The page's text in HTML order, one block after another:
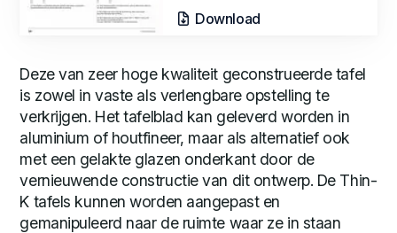
Download
Deze van zeer hoge kwaliteit geconstrueerde tafel
is zowel in vaste als verlengbare opstelling te
verkrijgen. Het tafelblad kan geleverd worden in
aluminium of houtfineer, maar als alternatief ook
met een gelakte glazen onderkant door de
vernieuwende constructie van dit ontwerp. De Thin-
K tafels kunnen worden aangepast en
gemanipuleerd naar de ruimte waar ze in staan